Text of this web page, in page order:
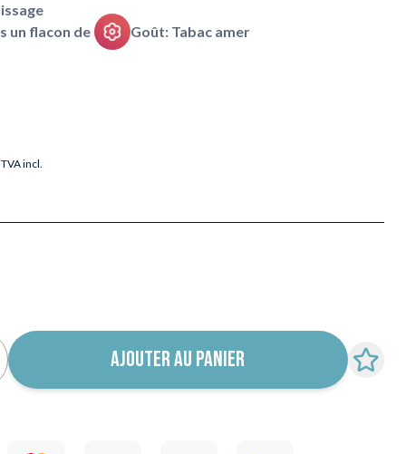
un flacon de
Goût: Tabac amer
TVA incl.
AJOUTER AU PANIER